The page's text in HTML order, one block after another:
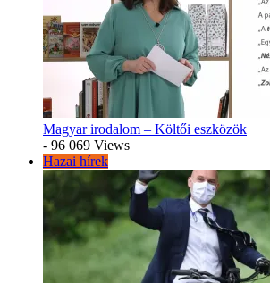
Magyar irodalom – Költői eszközök
- 96 069 Views
Hazai hírek